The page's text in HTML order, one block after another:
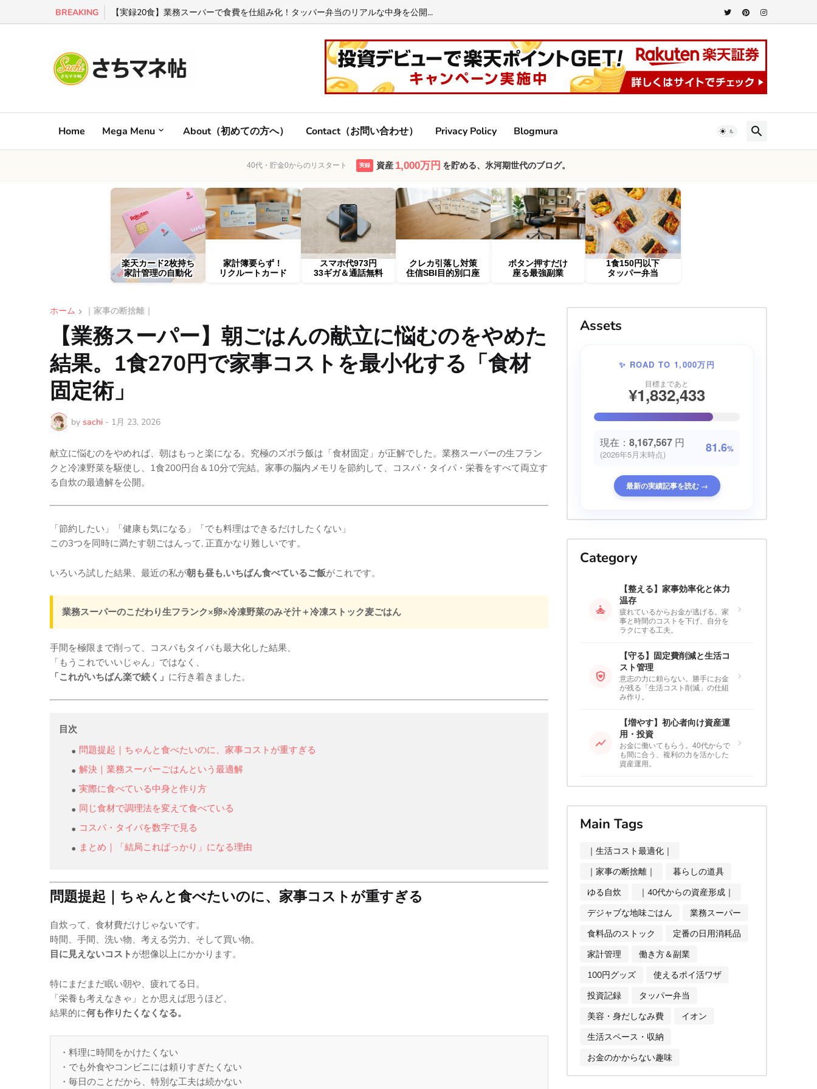
BREAKING 【実録20食】業務スーパーで食費を仕組み化！タッパー弁当のリアルな中身を公開...
Home Mega Menu About（初めての方へ） Contact（お問い合わせ） Privacy Policy Blogmura
40代・貯金0からのリスタート 実録 資産 1,000万円 を貯める、氷河期世代のブログ。
楽天カード2枚持ち
家計管理の自動化
家計簿要らず！
リクルートカード
スマホ代973円
33ギガ＆通話無料
クレカ引落し対策
住信SBI目的別口座
ボタン押すだけ
座る最強副業
1食150円以下
タッパー弁当
ホーム ｜家事の断捨離｜
【業務スーパー】朝ごはんの献立に悩むのをやめた
結果。1食270円で家事コストを最小化する「食材
固定術」
by sachi - 1月 23, 2026
献立に悩むのをやめれば、朝はもっと楽になる。究極のズボラ飯は「食材固定」が正解でした。業務スーパーの生フラン
クと冷凍野菜を駆使し、1食200円台＆10分で完結。家事の脳内メモリを節約して、コスパ・タイパ・栄養をすべて両立す
る自炊の最適解を公開。
「節約したい」「健康も気になる」「でも料理はできるだけしたくない」
この3つを同時に満たす朝ごはんって, 正直かなり難しいです。
いろいろ試した結果、最近の私が朝も昼も,いちばん食べているご飯がこれです。
業務スーパーのこだわり生フランク×卵×冷凍野菜のみそ汁＋冷凍ストック麦ごはん
手間を極限まで削って、コスパもタイパも最大化した結果、
「もうこれでいいじゃん」ではなく、
「これがいちばん楽で続く」 に行き着きました。
目次
問題提起｜ちゃんと食べたいのに、家事コストが重すぎる
解決｜業務スーパーごはんという最適解
実際に食べている中身と作り方
同じ食材で調理法を変えて食べている
コスパ・タイパを数字で見る
まとめ｜「結局こればっかり」になる理由
問題提起｜ちゃんと食べたいのに、家事コストが重すぎる
自炊って、食材費だけじゃないです。
時間、手間、洗い物、考える労力、そして買い物。
目に見えないコスト が想像以上にかかります。
特にまだまだ眠い朝や、疲れてる日。
「栄養も考えなきゃ」とか思えば思うほど、
結果的に何も作りたくなくなる。
・料理に時間をかけたくない
・でも外食やコンビニには頼りすぎたくない
・毎日のことだから、特別な工夫は続かない
Assets
✨ ROAD TO 1,000万円
目標まであと
¥1,832,433
現在： 8,167,567円
(2026年5月末時点) 81.6%
最新の実績記事を読む →
Category
self_improvement
【整える】家事効率化と体力
温存
疲れているからお金が逃げる。家
事と時間のコストを下げ、自分を
ラクにする工夫。
chevron_right
shield_with_heart
【守る】固定費削減と生活コ
スト管理
意志の力に頼らない。勝手にお金
が残る「生活コスト削減」の仕組
み作り。
chevron_right
show_chart
【増やす】初心者向け資産運
用・投資
お金に働いてもらう。40代からで
も間に合う、複利の力を活かした
資産運用。
chevron_right
Main Tags
｜生活コスト最適化｜
｜家事の断捨離｜
暮らしの道具
ゆる自炊
｜40代からの資産形成｜
デジャブな地味ごはん
業務スーパー
食料品のストック
定番の日用消耗品
家計管理
働き方＆副業
100円グッズ
使えるポイ活ワザ
投資記録
タッパー弁当
美容・身だしなみ費
イオン
生活スペース・収納
お金のかからない趣味